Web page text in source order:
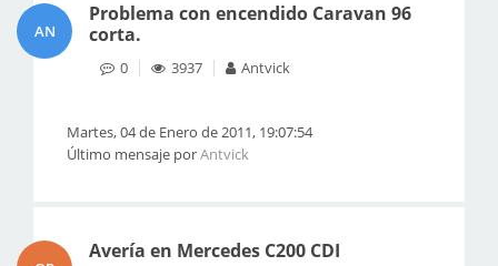
AN
Problema con encendido Caravan 96
corta.
0 3937 Antvick
Martes, 04 de Enero de 2011, 19:07:54
Último mensaje porAntvick
Avería en Mercedes C200 CDI